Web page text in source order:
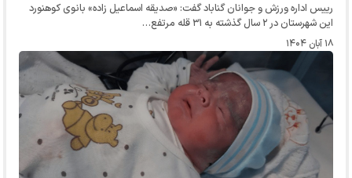
رییس اداره ورزش و جوانان گناباد گفت: «صدیقه اسماعیل زاده» بانوی کوهنورد
این شهرستان در ۲ سال گذشته به ۳۱ قله مرتفع…
۱۸ آبان ۱۴۰۴